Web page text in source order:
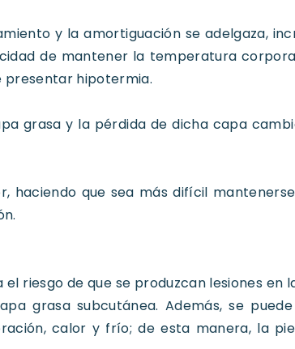
y la amortiguación se adelgaza,
de mantener la temperatura
presentar hipotermia.
grasa y la pérdida de dicha capa
haciendo que sea más difícil
riesgo de que se produzcan lesiones en
grasa subcutánea. Además, se
calor y frío; de esta manera, la